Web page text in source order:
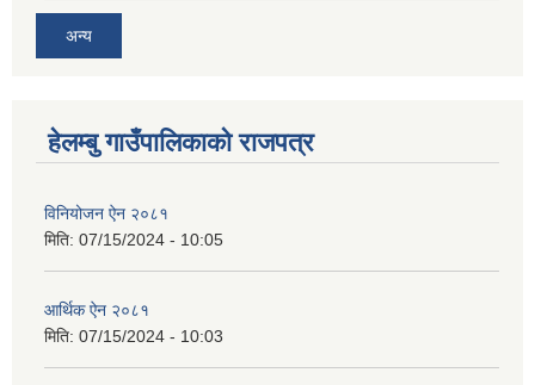
अन्य
हेलम्बु गाउँपालिकाको राजपत्र
विनियोजन ऐन २०८१
मिति: 07/15/2024 - 10:05
आर्थिक ऐन २०८१
मिति: 07/15/2024 - 10:03